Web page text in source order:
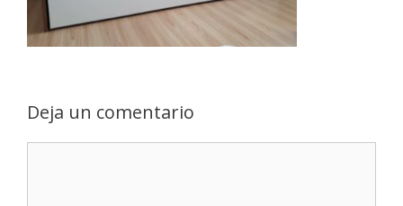
Deja un comentario